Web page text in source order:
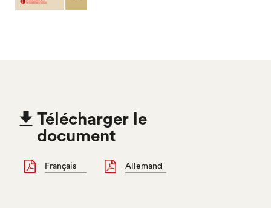
 Télécharger le
document
Français Allemand